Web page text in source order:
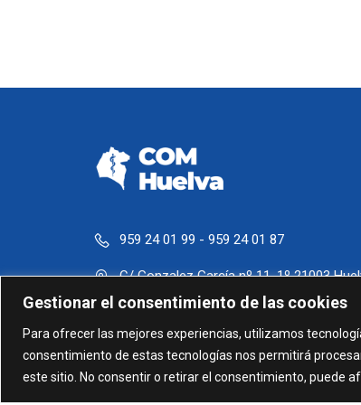
Gestionar el consentimiento de las cookies
Para ofrecer las mejores experiencias, utilizamos
consentimiento de estas tecnologías nos permitirá
este sitio. No consentir o retirar el consentimiento, puede
959 24 01 99 - 959 24 01 87
C/ Gonzalez García nº 11, 1º 21003
administracion@comhuelva.com